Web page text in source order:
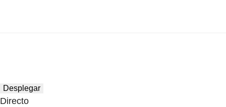
Desplegar
Directo